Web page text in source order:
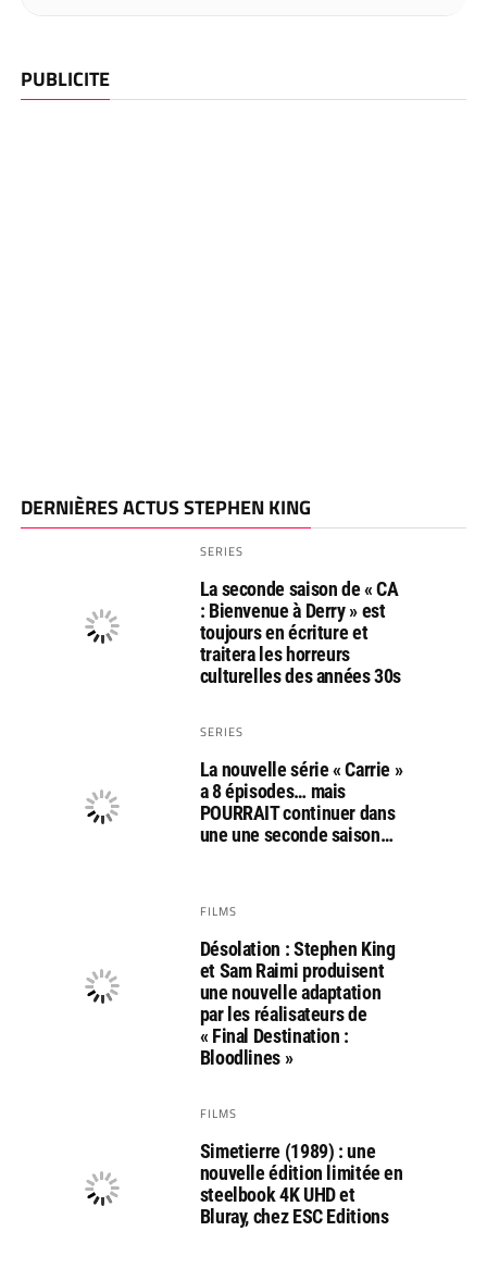
PUBLICITE
DERNIÈRES ACTUS STEPHEN KING
SERIES
La seconde saison de « CA
: Bienvenue à Derry » est
toujours en écriture et
traitera les horreurs
culturelles des années 30s
SERIES
La nouvelle série « Carrie »
a 8 épisodes… mais
POURRAIT continuer dans
une une seconde saison…
FILMS
Désolation : Stephen King
et Sam Raimi produisent
une nouvelle adaptation
par les réalisateurs de
« Final Destination :
Bloodlines »
FILMS
Simetierre (1989) : une
nouvelle édition limitée en
steelbook 4K UHD et
Bluray, chez ESC Editions